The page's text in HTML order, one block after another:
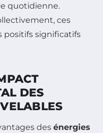
quotidienne.
ces
positifs significatifs
DES
des énergies